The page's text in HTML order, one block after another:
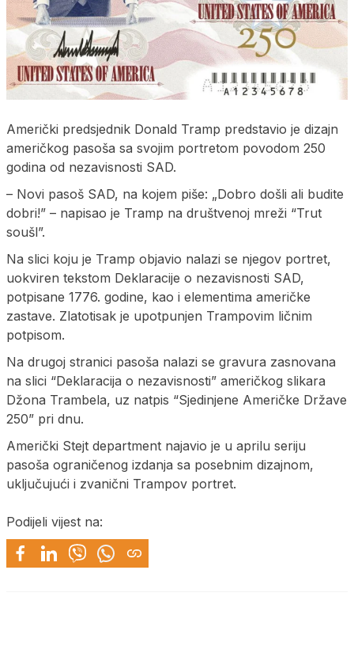
Američki predsjednik Donald Tramp predstavio je dizajn
američkog pasoša sa svojim portretom povodom 250
godina od nezavisnosti SAD.
– Novi pasoš SAD, na kojem piše: „Dobro došli ali budite
dobri!” – napisao je Tramp na društvenoj mreži “Trut
soušl”.
Na slici koju je Tramp objavio nalazi se njegov portret,
uokviren tekstom Deklaracije o nezavisnosti SAD,
potpisane 1776. godine, kao i elementima američke
zastave. Zlatotisak je upotpunjen Trampovim ličnim
potpisom.
Na drugoj stranici pasoša nalazi se gravura zasnovana
na slici “Deklaracija o nezavisnosti” američkog slikara
Džona Trambela, uz natpis “Sjedinjene Američke Države
250” pri dnu.
Američki Stejt department najavio je u aprilu seriju
pasoša ograničenog izdanja sa posebnim dizajnom,
uključujući i zvanični Trampov portret.
Podijeli vijest na: